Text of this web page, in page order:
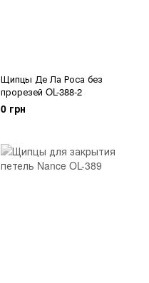
Щипцы Де Ла Роса без
прорезей OL-388-2
0 грн